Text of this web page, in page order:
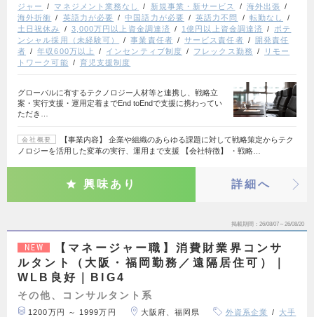
ジャー
マネジメント業務なし 新規事業・新サービス
海外出張
海外折衝
英語力が必要 中国語力が必要 英語力不問
転勤なし
土日祝休み
3,000万円以上資金調達済 1億円以上資金調達済
ポテ
ンシャル採用（未経験可）
事業責任者 サービス責任者
開発責任
者
年収600万以上 インセンティブ制度 フレックス勤務
リモー
トワーク可能
育児支援制度
グローバルに有するテクノロジー人材等と連携し、戦略立
案・実行支援・運用定着までEnd toEndで支援に携わってい
ただき…
会社概要
【事業内容】 企業や組織のあらゆる課題に対して戦略策定からテク
ノロジーを活用した変革の実行、運用まで支援 【会社特徴】 ・戦略…
興味あり 詳細へ
掲載期間 26/08/07～26/08/20
NEW
【マネージャー職】消費財業界コンサ
ルタント（大阪・福岡勤務／遠隔居住可）｜
WLB良好｜BIG4
その他、コンサルタント系
1200万円 ～ 1999万円 大阪府、福岡県 外資系企業
大手